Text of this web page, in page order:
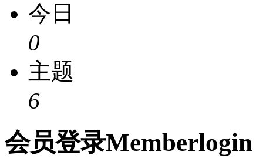
今日
0
主题
6
会员登录Memberlogin